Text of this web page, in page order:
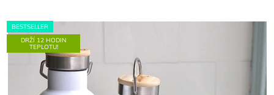
BESTSELLER
DRŽÍ 12 HODIN
TEPLOTU!